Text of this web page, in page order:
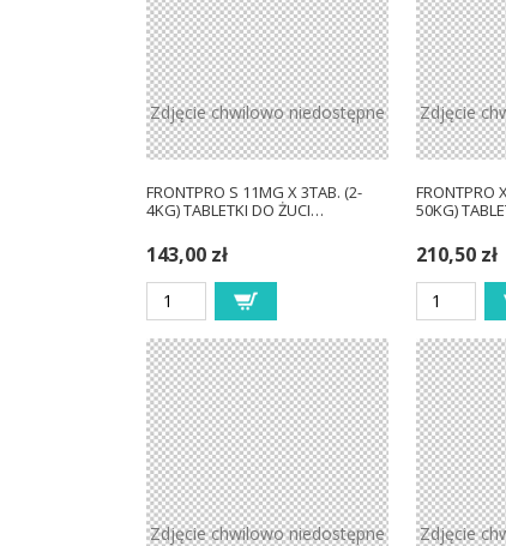
Zdjęcie chwilowo niedostępne
FRONTPRO S 11MG X 3TAB. (2-
4KG) TABLETKI DO ŻUCI…
143,00 zł
Zdjęcie
FRONTPRO
50KG)
210,50 zł
Zdjęcie chwilowo niedostępne Zdjęcie